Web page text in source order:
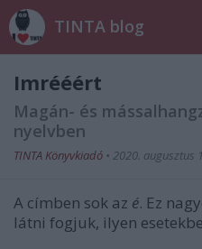
TINTA blog
Imrééért
Magán- és
nyelvben
TINTA Könyvkiadó • 2020. augusztus
A címben sok az é. Ez
látni fogjuk, ilyen